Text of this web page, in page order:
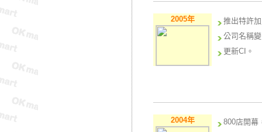
2005年
推出特許
公司名稱
更新CI。
2004年
800店開幕